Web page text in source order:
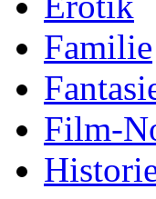
Familie
Film-